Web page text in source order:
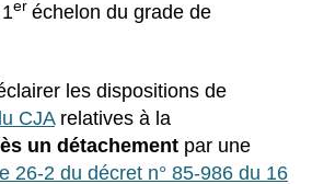
er échelon du grade de
les dispositions de
CJArelatives à la
un détachement par une
26-2 du décret n° 85-986 du 16